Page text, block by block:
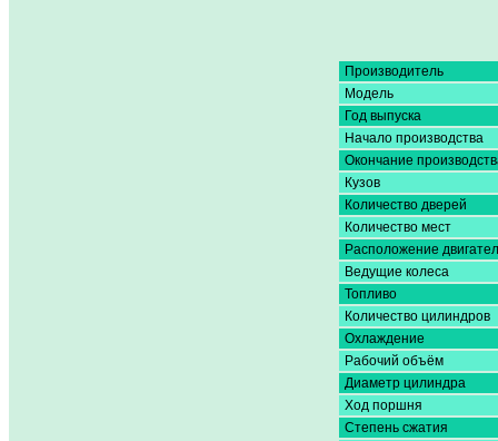
Производитель
Модель
Год выпуска
Начало производства
Окончание
Кузов
Количество дверей
Количество мест
Расположение
Ведущие колеса
Топливо
Количество цилиндров
Охлаждение
Рабочий объём
Диаметр цилиндра
Ход поршня
Степень сжатия